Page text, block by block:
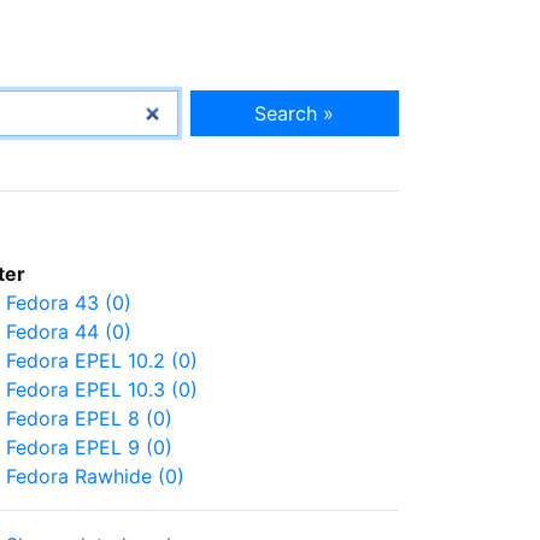
Search »
Fedora 43 (0)
Fedora 44 (0)
Fedora EPEL 10.2 (0)
Fedora EPEL 10.3 (0)
Fedora EPEL 8 (0)
Fedora EPEL 9 (0)
Fedora Rawhide (0)